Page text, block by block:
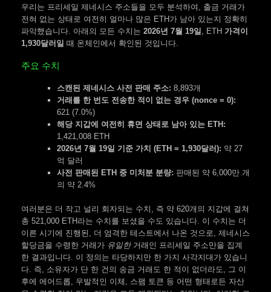
우리는 프리세일 제네시스 주소들을 모두 분석하여, 출금 거래가
전혀 없는 상태로 여전히 얼마나 많은 ETH가 남아 있는지 정확히
파악했습니다. 아래의 모든 수치는 2026년 7월 19일, ETH 가격이
1,930달러일 때 온체인에서 확인된 것입니다.
주요 수치
스캔된 제네시스 사전 판매 주소: 8,893개
거래를 한 번도 전송한 적이 없는 경우 (nonce = 0):
621 (7.0%)
해당 지갑에 여전히 휴면 상태로 남아 있는 ETH:
1,421,008 ETH
2026년 7월 19일 기준 가치 (ETH = 1,930달러): 약 27
억 달러
사전 판매된 ETH 중 미처분 분량: 판매된 약 6,000만 개
의 약 2.4%
여러분은 더 작고 널리 회자되는 수치, 즉 약 620개의 지갑에 걸쳐
총 521,000 ETH라는 수치를 보셨을 수도 있습니다. 이 수치는 더
이른 시기에 진행된, 더 엄격한 테스트에서 나온 것으로, 제네시스
할당금을 수령한 거래가 유일한거래인 프리세일 주소만을 집계
한 결과입니다. 이 정의는 타당하지만 한 가지 사각지대가 있습니
다. 즉, 소유자가 단 한 건의 송금 거래도 한 적이 없더라도, 그 이
후에 에어드롭, 우발적인 이체, 스팸 토큰 등 어떤 형태로든 자산